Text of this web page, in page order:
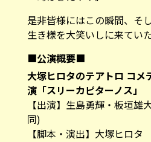
是非皆様にはこの瞬間、そ
生き様を大笑いしに来てい
■公演概要■
大塚ヒロタのテアトロ コメ
演「スリーカピターノス」
【出演】生島勇輝・板垣雄
同)
【脚本・演出】大塚ヒロタ